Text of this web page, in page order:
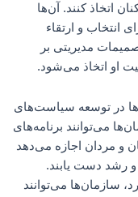
اتخاذ کنند. آن‌ها
انتخاب و ارتقاء
مدیریتی بر
او اتخاذ می‌شود.
در توسعه سیاست‌های
می‌توانند برنامه‌های
و مردان اجازه می‌دهد
رشد دست یابند.
سازمان‌ها می‌توانند